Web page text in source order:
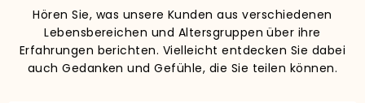
Hören Sie, was unsere Kunden aus verschiedenen
Lebensbereichen und Altersgruppen über ihre
Erfahrungen berichten. Vielleicht entdecken Sie dabei
auch Gedanken und Gefühle, die Sie teilen können.